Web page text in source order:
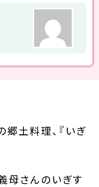
土料理、『いぎ
母さんのいぎす